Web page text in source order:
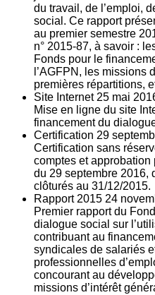
du travail, de l’emploi,
social. Ce rapport
au premier semestre
n° 2015-87, à savoir :
Fonds pour le
l’AGFPN, les
premières répartitions,
Site Internet 25 mai
Mise en ligne du site
financement du
Certification 29
Certification sans
comptes et approbation
du 29 septembre 2016,
clôturés au 31/12/2015.
Rapport 2015 24
Premier rapport du
dialogue social sur
contribuant au
syndicales de salariés
professionnelles
concourant au
missions d’intérêt